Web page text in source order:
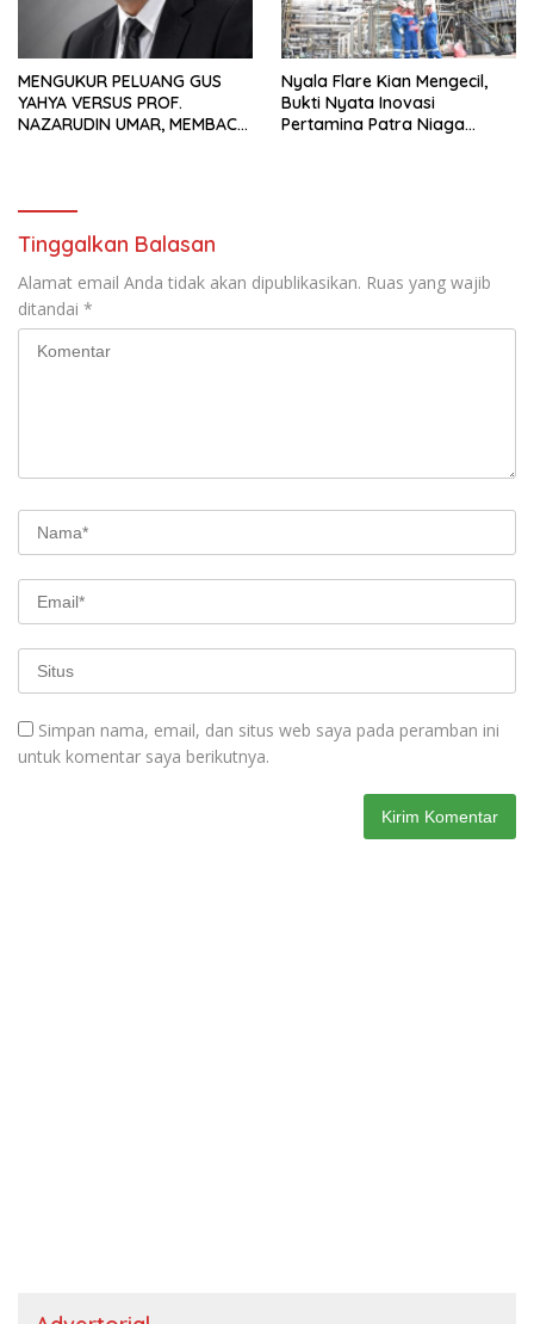
MENGUKUR PELUANG GUS
YAHYA VERSUS PROF.
NAZARUDIN UMAR, MEMBACA
Nyala Flare Kian Mengecil,
Bukti Nyata Inovasi
Pertamina Patra Niaga
Tinggalkan Balasan
Alamat email Anda tidak akan dipublikasikan. Ruas yang wajib
ditandai *
Simpan nama, email, dan situs web saya pada peramban ini
untuk komentar saya berikutnya.